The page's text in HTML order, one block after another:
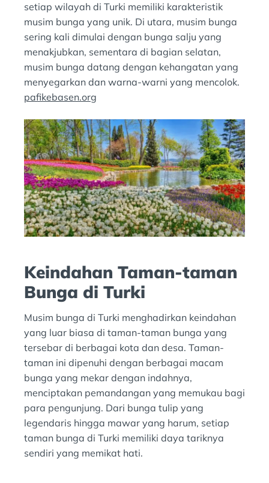
setiap wilayah di Turki memiliki karakteristik
musim bunga yang unik. Di utara, musim bunga
sering kali dimulai dengan bunga salju yang
menakjubkan, sementara di bagian selatan,
musim bunga datang dengan kehangatan yang
menyegarkan dan warna-warni yang mencolok.
pafikebasen.org
Keindahan Taman-taman
Bunga di Turki
Musim bunga di Turki menghadirkan keindahan
yang luar biasa di taman-taman bunga yang
tersebar di berbagai kota dan desa. Taman-
taman ini dipenuhi dengan berbagai macam
bunga yang mekar dengan indahnya,
menciptakan pemandangan yang memukau bagi
para pengunjung. Dari bunga tulip yang
legendaris hingga mawar yang harum, setiap
taman bunga di Turki memiliki daya tariknya
sendiri yang memikat hati.